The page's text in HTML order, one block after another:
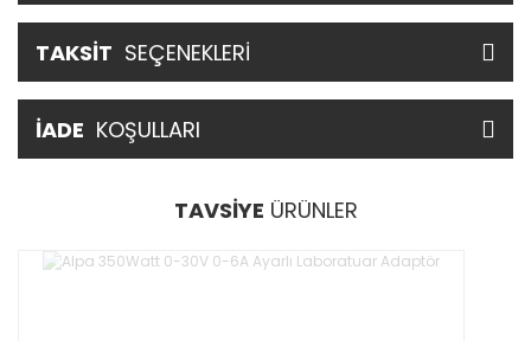
TAKSİT SEÇENEKLERİ
İADE KOŞULLARI
TAVSİYE ÜRÜNLER